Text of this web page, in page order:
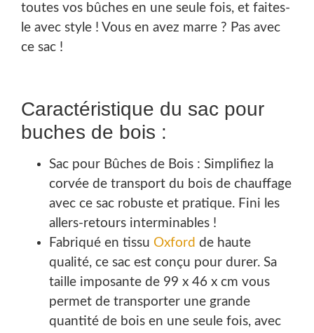
toutes vos bûches en une seule fois, et faites-
le avec style ! Vous en avez marre ? Pas avec
ce sac !
Caractéristique du sac pour
buches de bois :
Sac pour Bûches de Bois : Simplifiez la
corvée de transport du bois de chauffage
avec ce sac robuste et pratique. Fini les
allers-retours interminables !
Fabriqué en tissu Oxford de haute
qualité, ce sac est conçu pour durer. Sa
taille imposante de 99 x 46 x cm vous
permet de transporter une grande
quantité de bois en une seule fois, avec